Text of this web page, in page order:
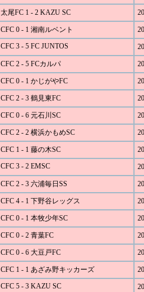
太尾FC 1 - 2 KAZU SC
CFC 0 - 1 湘南ルベント
CFC 3 - 5 FC JUNTOS
CFC 2 - 5 FCカルパ
CFC 0 - 1 かじがやFC
CFC 2 - 3 鶴見東FC
CFC 0 - 6 元石川SC
CFC 2 - 2 横浜かもめSC
CFC 1 - 1 藤の木SC
CFC 3 - 2 EMSC
CFC 2 - 3 六浦毎日SS
CFC 4 - 1 下野谷レッグス
CFC 0 - 1 本牧少年SC
CFC 0 - 2 青葉FC
CFC 0 - 6 大豆戸FC
CFC 1 - 1 あざみ野キッカーズ
CFC 5 - 3 KAZU SC